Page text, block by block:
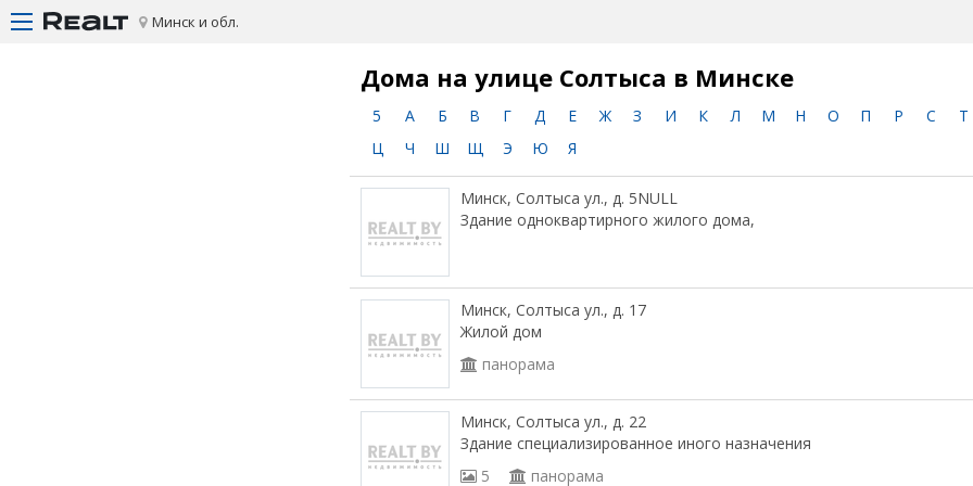
Минск и обл.
Дома на улице Солтыса в Минске
5 А Б В Г Д Е Ж З И К Л М Н О П Р С Т
Ц
Ч Ш Щ Э Ю Я
Минск, Солтыса ул., д. 5NULL
Здание одноквартирного жилого дома,
Минск, Солтыса ул., д. 17
Жилой дом
панорама
Минск, Солтыса ул., д. 22
Здание специализированное иного назначения
5
панорама